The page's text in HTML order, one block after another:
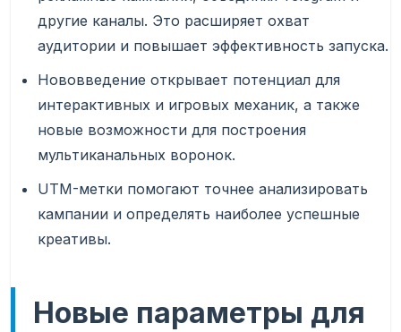
другие каналы. Это расширяет охват
аудитории и повышает эффективность запуска.
Нововведение открывает потенциал для
интерактивных и игровых механик, а также
новые возможности для построения
мультиканальных воронок.
UTM-метки помогают точнее анализировать
кампании и определять наиболее успешные
креативы.
Новые параметры для